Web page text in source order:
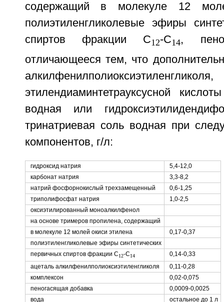
содержащий в молекуле 12
полиэтиленгликолевые эфиры
спиртов фракции С12-С14,
отличающееся тем, что
этилендиаминтетрауксусной
водная или
тринатриевая соль водная при
компонентов, г/л:
гидроксид натрия
5,4-12,0
карбонат натрия
3,3-8,2
натрий фосфорнокислый трехзамещенный
0,6-1,25
триполифосфат натрия
1,0-2,5
оксиэтилированный моноалкилфенол
на основе тримеров пропилена, содержащий
в молекуле 12 молей окиси этилена
0,17-0,37
полиэтиленгликолевые эфиры синтетических
первичных спиртов фракции С12-С14
0,14-0,33
ацеталь алкилфенилполиоксиэтиленгликоля
0,11-0,28
комплексон
0,02-0,075
пеногасящая добавка
0,0009-0,0025
вода
остальное до 1 л